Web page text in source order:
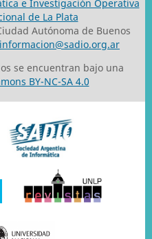
e Investigación Operativa
de La Plata
Autónoma de Buenos
informacion@sadio.org.ar
se encuentran bajo una
BY-NC-SA 4.0